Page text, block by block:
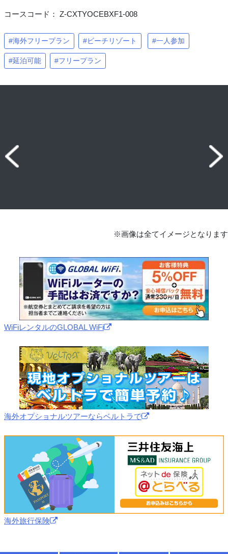
コースコード： Z-CXTYOCEBXF1-008
#海外フリープラン #ビーチリゾート #一人参加
#延泊可能 #フリープラン
※画像は全てイメージとなります
WiFiレンタルのGLOBAL WiFi
海外オプショナルツアーならベルトラで
海外旅行保険